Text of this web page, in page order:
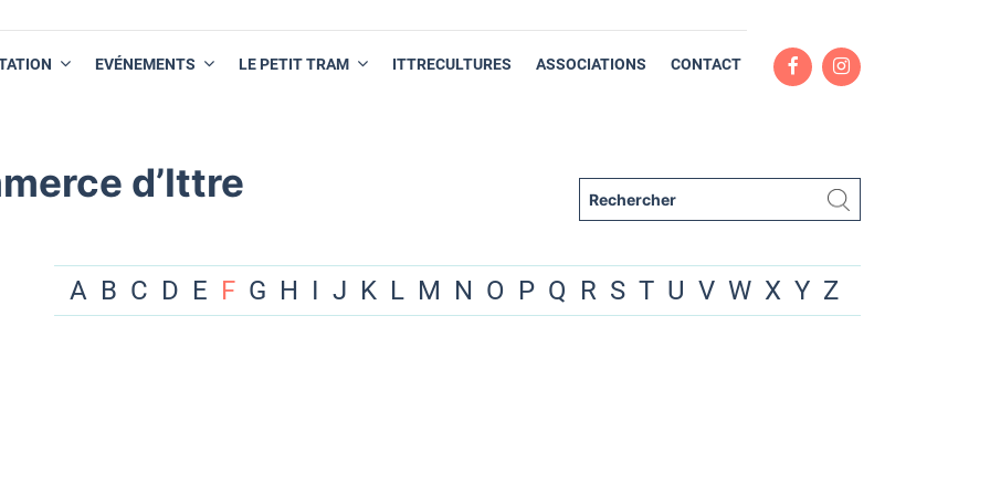
EVÉNEMENTS LE PETIT TRAM ITTRECULTURES ASSOCIATIONS CONTACT
d’Ittre
A B C D E F G H I J K L M N O P Q R S T U V W X Y Z